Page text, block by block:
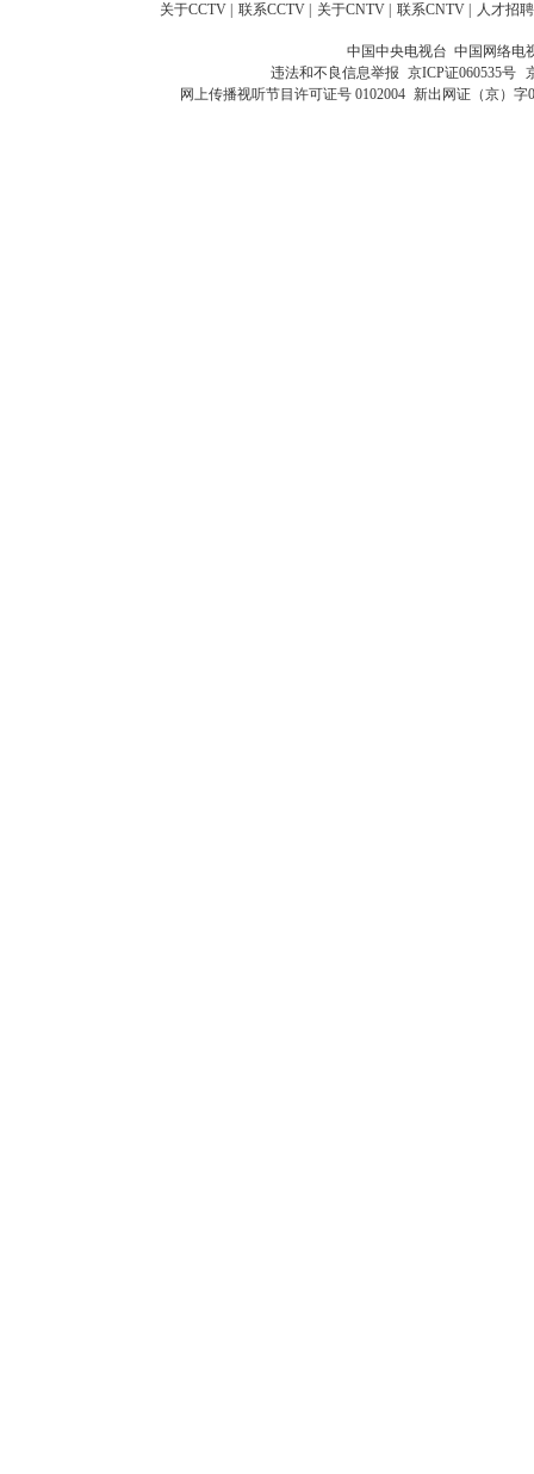
关于CCTV 联系CCTV 关于CNTV 联系CNTV 人才招聘
中国中央电视台 中国网络电
违法和不良信息举报 京ICP证060535号
网上传播视听节目许可证号 0102004 新出网证（京）